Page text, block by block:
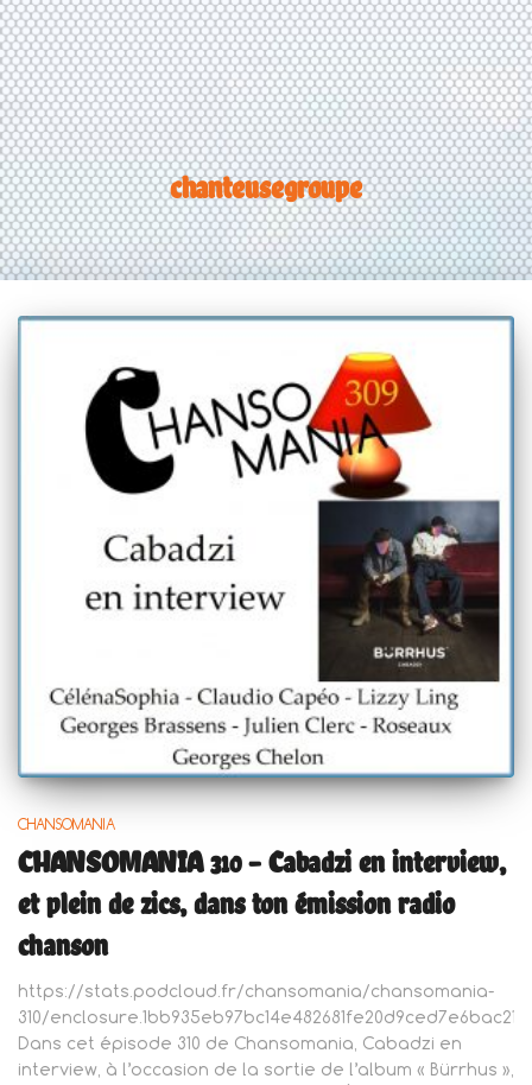
chanteusegroupe
CHANSOMANIA
CHANSOMANIA 310 – Cabadzi en interview,
et plein de zics, dans ton émission radio
chanson
https://stats.podcloud.fr/chansomania/chansomania-
310/
Dans cet épisode 310 de Chansomania, Cabadzi en
interview, à l’occasion de la sortie de l’album « Bürrhus »,